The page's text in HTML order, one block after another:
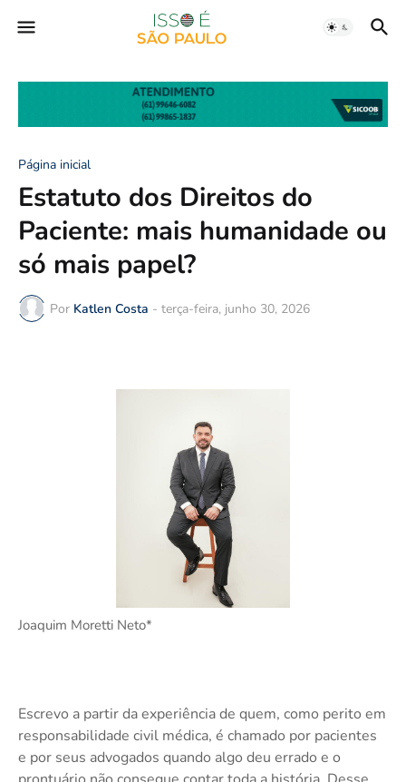
Página inicial
Estatuto dos Direitos do
Paciente: mais humanidade ou
só mais papel?
Por Katlen Costa - terça-feira, junho 30, 2026
Joaquim Moretti Neto*
Escrevo a partir da experiência de quem, como perito em
responsabilidade civil médica, é chamado por pacientes
e por seus advogados quando algo deu errado e o